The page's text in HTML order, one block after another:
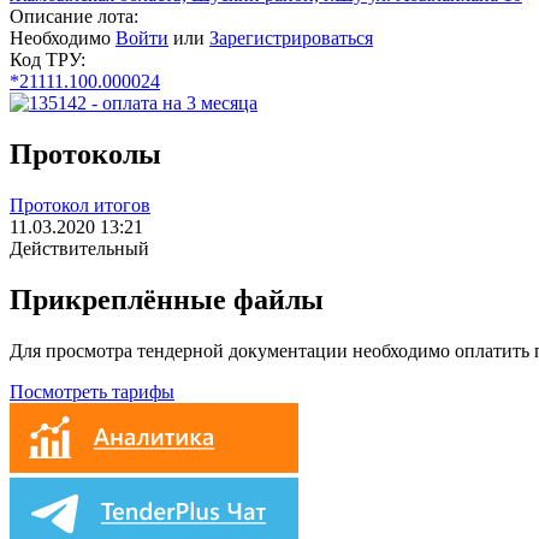
Описание лота:
Необходимо Войти или Зарегистрироваться
Код ТРУ:
*21111.100.000024
Протоколы
Протокол итогов
11.03.2020 13:21
Действительный
Прикреплённые файлы
Для просмотра тендерной документации необходимо оплатить
Посмотреть тарифы